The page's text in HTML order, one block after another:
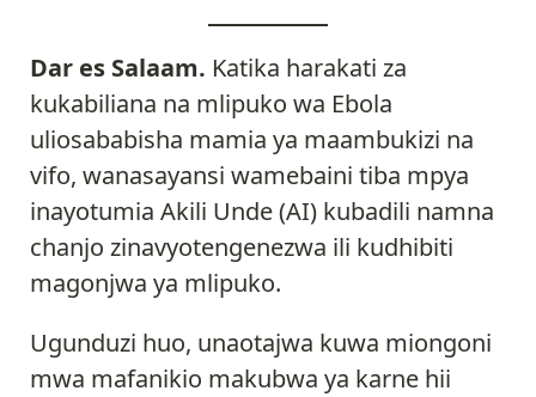
Dar es Salaam. Katika harakati za
kukabiliana na mlipuko wa Ebola
uliosababisha mamia ya maambukizi na
vifo, wanasayansi wamebaini tiba mpya
inayotumia Akili Unde (AI) kubadili namna
chanjo zinavyotengenezwa ili kudhibiti
magonjwa ya mlipuko.
Ugunduzi huo, unaotajwa kuwa miongoni
mwa mafanikio makubwa ya karne hii